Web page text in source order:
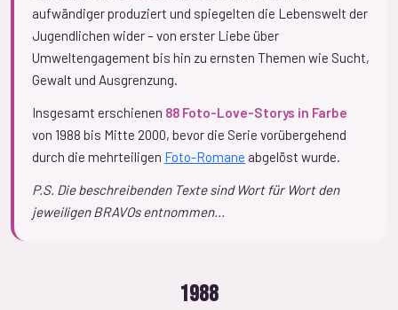
aufwändiger produziert und spiegelten die Lebenswelt der
Jugendlichen wider – von erster Liebe über
Umweltengagement bis hin zu ernsten Themen wie Sucht,
Gewalt und Ausgrenzung.
Insgesamt erschienen 88 Foto-Love-Storys in Farbe
von 1988 bis Mitte 2000, bevor die Serie vorübergehend
durch die mehrteiligen Foto-Romane abgelöst wurde.
P.S. Die beschreibenden Texte sind Wort für Wort den
jeweiligen BRAVOs entnommen...
1988